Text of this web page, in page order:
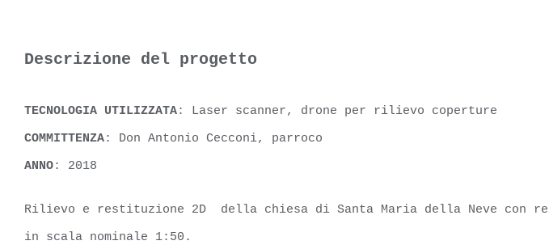
Descrizione del progetto
TECNOLOGIA UTILIZZATA: Laser scanner, drone per rilievo coperture
COMMITTENZA: Don Antonio Cecconi, parroco
ANNO: 2018
Rilievo e restituzione 2D della chiesa di Santa Maria della Neve con
in scala nominale 1:50.